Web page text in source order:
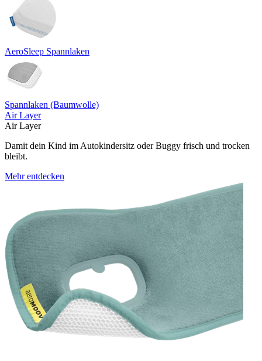
AeroSleep Spannlaken
Spannlaken (Baumwolle)
Air Layer
Air Layer
Damit dein Kind im Autokindersitz oder Buggy frisch und trocken
bleibt.
Mehr entdecken